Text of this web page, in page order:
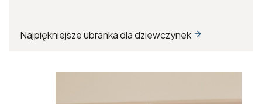
Najpiękniejsze ubranka dla dziewczynek